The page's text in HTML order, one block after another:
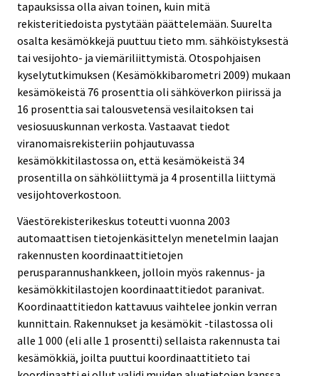
tapauksissa olla aivan toinen, kuin mitä
rekisteritiedoista pystytään päättelemään. Suurelta
osalta kesämökkejä puuttuu tieto mm. sähköistyksestä
tai vesijohto- ja viemäriliittymistä. Otospohjaisen
kyselytutkimuksen (Kesämökkibarometri 2009) mukaan
kesämökeistä 76 prosenttia oli sähköverkon piirissä ja
16 prosenttia sai talousvetensä vesilaitoksen tai
vesiosuuskunnan verkosta. Vastaavat tiedot
viranomaisrekisteriin pohjautuvassa
kesämökkitilastossa on, että kesämökeistä 34
prosentilla on sähköliittymä ja 4 prosentilla liittymä
vesijohtoverkostoon.
Väestörekisterikeskus toteutti vuonna 2003
automaattisen tietojenkäsittelyn menetelmin laajan
rakennusten koordinaattitietojen
perusparannushankkeen, jolloin myös rakennus- ja
kesämökkitilastojen koordinaattitiedot paranivat.
Koordinaattitiedon kattavuus vaihtelee jonkin verran
kunnittain. Rakennukset ja kesämökit -tilastossa oli
alle 1 000 (eli alle 1 prosentti) sellaista rakennusta tai
kesämökkiä, joilta puuttui koordinaattitieto tai